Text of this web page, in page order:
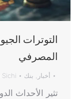
التوترات
المصرفي
أخبار , بنك Sichi
تثير الأحداث